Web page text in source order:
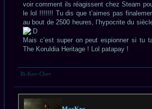
voir comment ils réagissent chez Steam
le lol !!!!!!! Tu dis que t’aimes pas
au bout de 2500 heures, l’hypocrite du
Mais c’est super on peut espionner si tu
The Koruldia Heritage ! Lol patapay !
Ri-Kov-Chev